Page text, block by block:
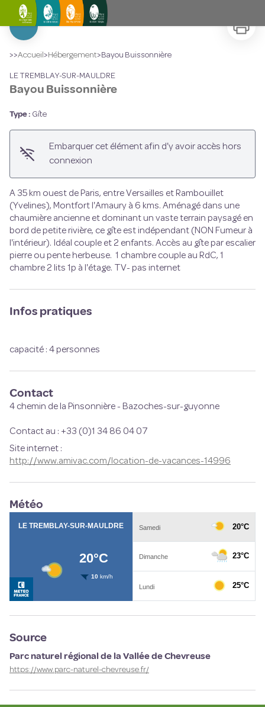
Bayou Buissonnière
Voir l'image en plein écran
>>Accueil > Hébergement> Bayou Buissonnière
LE TREMBLAY-SUR-MAULDRE
Bayou Buissonnière
Type : Gîte
Embarquer cet élément afin d'y avoir accès hors
connexion
A 35 km ouest de Paris, entre Versailles et Rambouillet
(Yvelines), Montfort l'Amaury à 6 kms. Aménagé dans une
chaumière ancienne et dominant un vaste terrain paysagé en
bord de petite rivière, ce gîte est indépendant (NON Fumeur à
l'intérieur). Idéal couple et 2 enfants. Accès au gîte par escalier
pierre ou pente herbeuse. 1 chambre couple au RdC, 1
chambre 2 lits 1p à l'étage. TV- pas internet
Infos pratiques
capacité : 4 personnes
Contact
4 chemin de la Pinsonnière - Bazoches-sur-guyonne
Contact au : +33 (0)1 34 86 04 07
Site internet :
http://www.amivac.com/location-de-vacances-14996
Météo
Source
Parc naturel régional de la Vallée de Chevreuse
https://www.parc-naturel-chevreuse.fr/